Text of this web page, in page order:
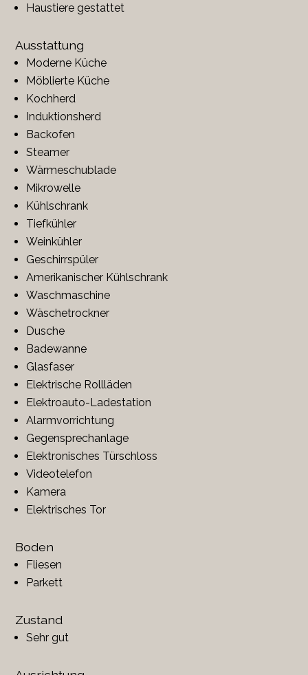
Haustiere gestattet
Ausstattung
Moderne Küche
Möblierte Küche
Kochherd
Induktionsherd
Backofen
Steamer
Wärmeschublade
Mikrowelle
Kühlschrank
Tiefkühler
Weinkühler
Geschirrspüler
Amerikanischer Kühlschrank
Waschmaschine
Wäschetrockner
Dusche
Badewanne
Glasfaser
Elektrische Rollläden
Elektroauto-Ladestation
Alarmvorrichtung
Gegensprechanlage
Elektronisches Türschloss
Videotelefon
Kamera
Elektrisches Tor
Boden
Fliesen
Parkett
Zustand
Sehr gut